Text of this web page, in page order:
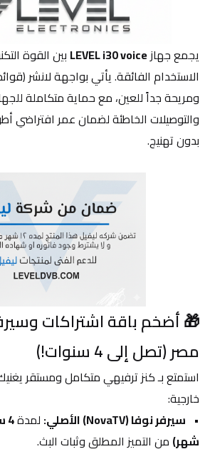
يجمع جهاز LEVEL i30 voice
بدون تهنيج.
مصر (تصل إلى 4 سنوات!)
خارجية:
سيرفر نوفا (NovaTV) الأصلي:
لمدة
شهر) من التميز المطلق وثبات البث.